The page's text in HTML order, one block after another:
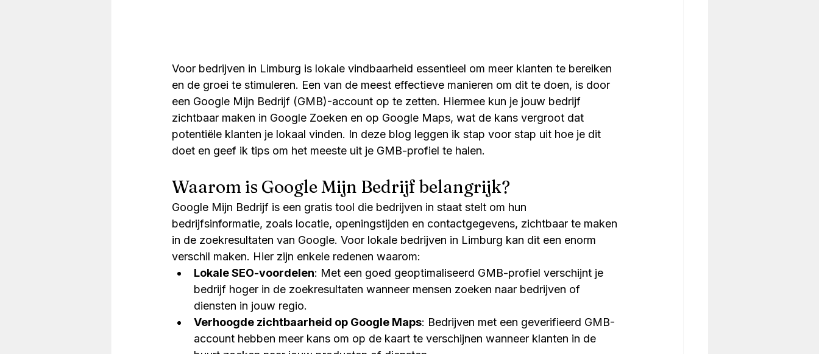
Voor bedrijven in Limburg is lokale vindbaarheid essentieel om meer klanten te bereiken
en de groei te stimuleren. Een van de meest effectieve manieren om dit te doen, is door
een Google Mijn Bedrijf (GMB)-account op te zetten. Hiermee kun je jouw bedrijf
zichtbaar maken in Google Zoeken en op Google Maps, wat de kans vergroot dat
potentiële klanten je lokaal vinden. In deze blog leggen ik stap voor stap uit hoe je dit
doet en geef ik tips om het meeste uit je GMB-profiel te halen.
Waarom is Google Mijn Bedrijf belangrijk?
Google Mijn Bedrijf is een gratis tool die bedrijven in staat stelt om hun
bedrijfsinformatie, zoals locatie, openingstijden en contactgegevens, zichtbaar te maken
in de zoekresultaten van Google. Voor lokale bedrijven in Limburg kan dit een enorm
verschil maken. Hier zijn enkele redenen waarom:
Lokale SEO-voordelen: Met een goed geoptimaliseerd GMB-profiel verschijnt je
bedrijf hoger in de zoekresultaten wanneer mensen zoeken naar bedrijven of
diensten in jouw regio.
Verhoogde zichtbaarheid op Google Maps: Bedrijven met een geverifieerd GMB-
account hebben meer kans om op de kaart te verschijnen wanneer klanten in de